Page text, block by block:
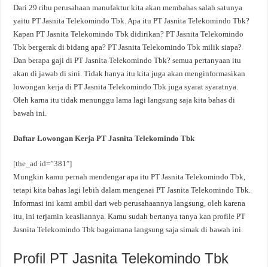
Dari 29 ribu perusahaan manufaktur kita akan membahas salah satunya
yaitu PT Jasnita Telekomindo Tbk. Apa itu PT Jasnita Telekomindo Tbk?
Kapan PT Jasnita Telekomindo Tbk didirikan? PT Jasnita Telekomindo
Tbk bergerak di bidang apa? PT Jasnita Telekomindo Tbk milik siapa?
Dan berapa gaji di PT Jasnita Telekomindo Tbk? semua pertanyaan itu
akan di jawab di sini. Tidak hanya itu kita juga akan menginformasikan
lowongan kerja di PT Jasnita Telekomindo Tbk juga syarat syaratnya.
Oleh karna itu tidak menunggu lama lagi langsung saja kita bahas di
bawah ini.
Daftar Lowongan Kerja PT Jasnita Telekomindo Tbk
[the_ad id=”381″]
Mungkin kamu pernah mendengar apa itu PT Jasnita Telekomindo Tbk,
tetapi kita bahas lagi lebih dalam mengenai PT Jasnita Telekomindo Tbk.
Informasi ini kami ambil dari web perusahaannya langsung, oleh karena
itu, ini terjamin keasliannya. Kamu sudah bertanya tanya kan profile PT
Jasnita Telekomindo Tbk bagaimana langsung saja simak di bawah ini.
Profil PT Jasnita Telekomindo Tbk